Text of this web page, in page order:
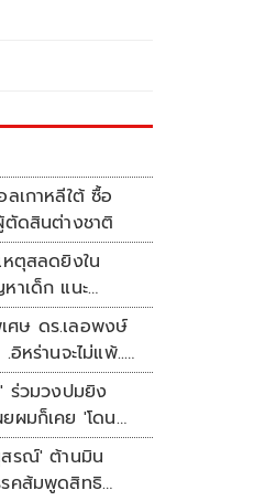
เกาหลีใต้ ซื้อ
ตัดสินต่างชาติ
ตุสลดยิงใน
าเด็ก แนะ
ศษ ดร.เลอพงษ์
หร่านจะไม่แพ้..
นออกกลาง…. |
บ..สำราญ รอด
ร่วมวงปมยิง
ผมก็เคย 'โดน
รณ์' ต้านมิน
คส้มพูดสิทธิ